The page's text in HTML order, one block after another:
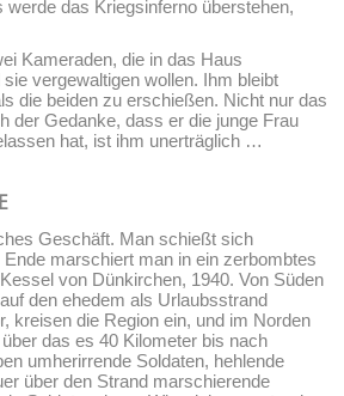
werde das Kriegsinferno überstehen,
Kameraden, die in das Haus
vergewaltigen wollen. Ihm bleibt
die beiden zu erschießen. Nicht nur das
der Gedanke, dass er die junge Frau
hat, ist ihm unerträglich …
Geschäft. Man schießt sich
marschiert man in ein zerbombtes
von Dünkirchen, 1940. Von Süden
den ehedem als Urlaubsstrand
kreisen die Region ein, und im Norden
das es 40 Kilometer bis nach
umherirrende Soldaten, hehlende
über den Strand marschierende